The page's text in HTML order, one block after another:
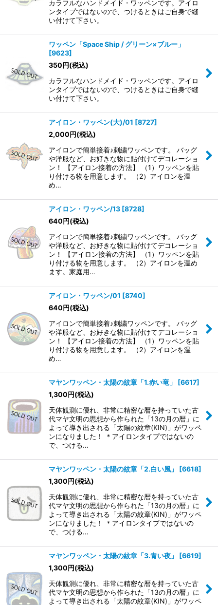
カラフルなハンドメイド・ワッペンです。アイロ
ンタイプではないので、つけるときはご自身で縫
い付けて下さい。
ワッペン「Space Ship / グリーン×ブルー」
[9623]
350円(税込)
カラフルなハンドメイド・ワッペンです。アイロ
ンタイプではないので、つけるときはご自身で縫
い付けて下さい。
アイロン・ワッペン(大)/01 [8727]
2,000円(税込)
アイロンで簡単接着♪刺繍ワッペンです。 バッグ
や洋服など、お好きな物に貼付けてデコレーショ
ン！ 【アイロン接着の方法】 （1）ワッペンを貼
り付ける物を用意します。 （2）アイロンを温
め…
アイロン・ワッペン/13 [8728]
640円(税込)
アイロンで簡単接着♪刺繍ワッペンです。 バッグ
や洋服など、お好きな物に貼付けてデコレーショ
ン！ 【アイロン接着の方法】 （1）ワッペンを貼
り付ける物を用意します。 （2）アイロンを温め
ます。家庭用…
アイロン・ワッペン/01 [8740]
640円(税込)
アイロンで簡単接着♪刺繍ワッペンです。 バッグ
や洋服など、お好きな物に貼付けてデコレーショ
ン！ 【アイロン接着の方法】 （1）ワッペンを貼
り付ける物を用意します。 （2）アイロンを温
め…
マヤンワッペン・太陽の紋章「1.赤い竜」 [6617]
1,300円(税込)
天体観測に優れ、非常に精密な暦を持っていた古
代マヤ文明の思想から作られた「13の月の暦」に
よって導き出される「太陽の紋章(KIN)」がワッペ
ンになりました！ ＊アイロンタイプではないの
で、つける…
マヤンワッペン・太陽の紋章「2.白い風」 [6618]
1,300円(税込)
天体観測に優れ、非常に精密な暦を持っていた古
代マヤ文明の思想から作られた「13の月の暦」に
よって導き出される「太陽の紋章(KIN)」がワッペ
ンになりました！ ＊アイロンタイプではないの
で、つける…
マヤンワッペン・太陽の紋章「3.青い夜」 [6619]
1,300円(税込)
天体観測に優れ、非常に精密な暦を持っていた古
代マヤ文明の思想から作られた「13の月の暦」に
よって導き出される「太陽の紋章(KIN)」がワッペ